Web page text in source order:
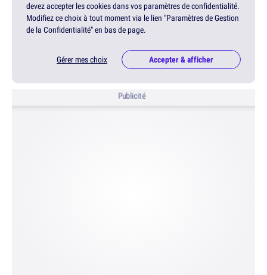
devez accepter les cookies dans vos paramètres de confidentialité.
Modifiez ce choix à tout moment via le lien "Paramètres de Gestion
de la Confidentialité" en bas de page.
Gérer mes choix Accepter & afficher
Publicité